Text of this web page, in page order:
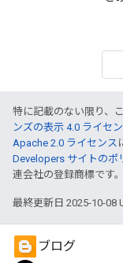
特に記載のない限り、
ンズの表示 4.0 ライセ
Apache 2.0 ライセンス
Developers サイトのポ
連会社の登録商標です。
最終更新日 2025-10-08
ブログ